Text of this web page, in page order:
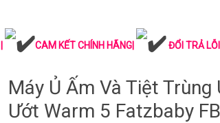
CAM KẾT CHÍNH HÃNG| ĐỔI TRẢ
Máy Ủ Ấm Và Tiệt Trùng
Ướt Warm 5 Fatzbaby